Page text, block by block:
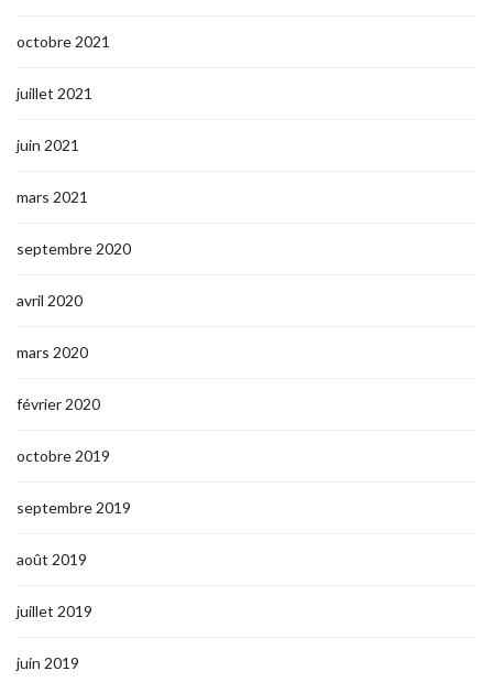
octobre 2021
juillet 2021
juin 2021
mars 2021
septembre 2020
avril 2020
mars 2020
février 2020
octobre 2019
septembre 2019
août 2019
juillet 2019
juin 2019